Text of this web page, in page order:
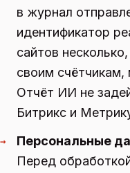
в журнал
идентификатор
сайтов
своим счётчикам,
Отчёт ИИ не
Битрикс и
→
Персональные
Перед